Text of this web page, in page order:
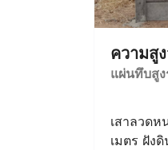
ความสู
แผ่นทึบสู
เสาลวดห
เมตร ฝัง